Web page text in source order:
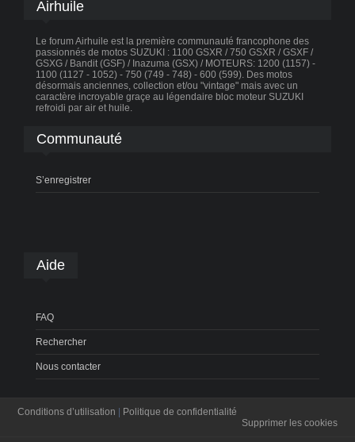
Airhuile
Le forum Airhuile est la première communauté francophone des
passionnés de motos SUZUKI : 1100 GSXR / 750 GSXR / GSXF /
GSXG / Bandit (GSF) / Inazuma (GSX) / MOTEURS: 1200 (1157) -
1100 (1127 - 1052) - 750 (749 - 748) - 600 (599). Des motos
désormais anciennes, collection et/ou "vintage" mais avec un
caractère incroyable graçe au légendaire bloc moteur SUZUKI
refroidi par air et huile.
Communauté
S’enregistrer
Aide
FAQ
Rechercher
Nous contacter
Conditions d’utilisation | Politique de confidentialité
Supprimer les cookies